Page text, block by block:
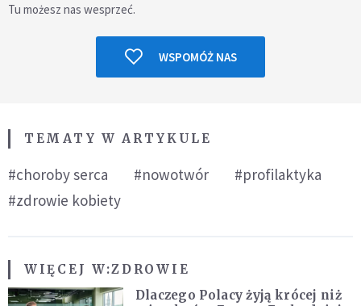
Tu możesz nas wesprzeć.
WSPOMÓŻ NAS
TEMATY W ARTYKULE
#choroby serca #nowotwór
#profilaktyka
#zdrowie kobiety
WIĘCEJ W:ZDROWIE
Dlaczego Polacy żyją krócej niż